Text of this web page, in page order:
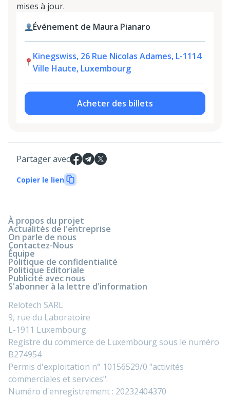
mises à jour.
Événement de Maura Pianaro
Kinegswiss, 26 Rue Nicolas Adames, L-1114
Ville Haute, Luxembourg
Acheter des billets
Partager avec
Copier le lien
À propos du projet
Actualités de l'entreprise
On parle de nous
Contactez-Nous
Équipe
Politique de confidentialité
Politique Editoriale
Publicité avec nous
S'abonner à la lettre d'information
Relotech SARL
9, rue du Laboratoire
L-1911 Luxembourg
Registre du commerce de Luxembourg sous le numéro
B274954
Permis d'exploitation n° 10156529/0 "activités
commerciales et services".
Numéro d'enregistrement : 20232404370